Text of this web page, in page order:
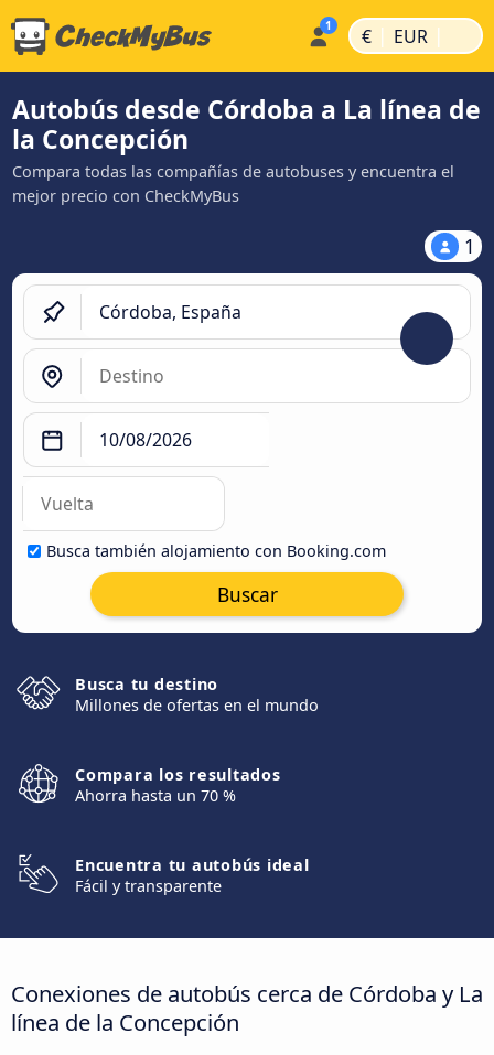
€ | EUR |
Autobús desde Córdoba a La línea de
la Concepción
Compara todas las compañías de autobuses y encuentra el
mejor precio con CheckMyBus
1
Busca también alojamiento con Booking.com
Buscar
Busca tu destino
Millones de ofertas en el mundo
Compara los resultados
Ahorra hasta un 70 %
Encuentra tu autobús ideal
Fácil y transparente
Conexiones de autobús cerca de Córdoba y La
línea de la Concepción